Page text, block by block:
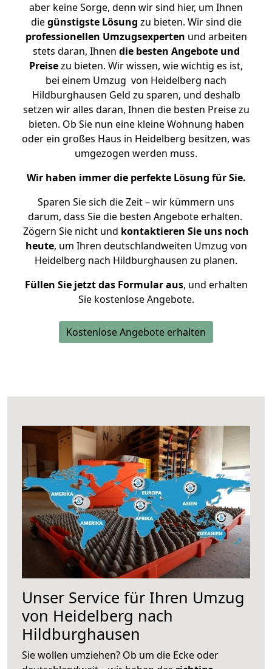
aber keine Sorge, denn wir sind hier, um Ihnen
diegünstigste Lösung zu bieten. Wir sind die
professionellen Umzugsexperten und arbeiten
stets daran, Ihnen die besten Angebote und
Preisezu bieten. Wir wissen, wie wichtig es ist,
bei einem Umzug von Heidelberg nach
Hildburghausen Geld zu sparen, und deshalb
setzen wir alles daran, Ihnen die besten Preise zu
bieten. Ob Sie nun eine kleine Wohnung haben
oder ein großes Haus in Heidelberg besitzen, was
umgezogen werden muss.
Wir haben immer die perfekte Lösung für Sie.
Sparen Sie sich die Zeit – wir kümmern uns
darum, dass Sie die besten Angebote erhalten.
Zögern Sie nicht und kontaktieren Sie uns noch
heute, um Ihren deutschlandweiten Umzug von
Heidelberg nach Hildburghausen zu planen.
Füllen Sie jetzt das Formular aus, und erhalten
Sie kostenlose Angebote.
Kostenlose Angebote erhalten
Unser Service für Ihren Umzug
von Heidelberg nach
Hildburghausen
Sie wollen umziehen? Ob um die Ecke oder